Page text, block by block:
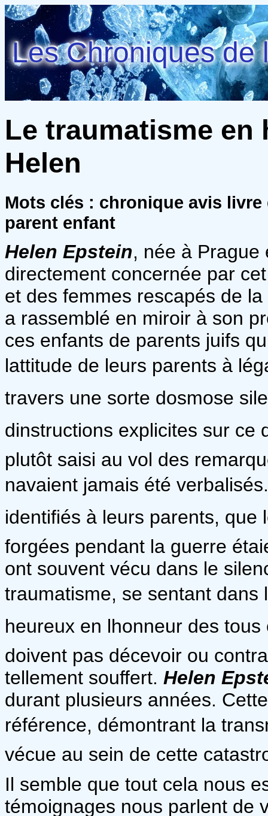
Les Chroniques de
Le traumatisme en
Helen
Mots clés : chronique avis
parent enfant
Helen Epstein, née à Prague
directement concernée par
et des femmes rescapés de
a rassemblé en miroir à son
ces enfants de parents juifs
lattitude de leurs parents à
travers une sorte dosmose
dinstructions explicites sur ce
plutôt saisi au vol des
navaient jamais été
identifiés à leurs parents, que
forgées pendant la guerre
ont souvent vécu dans le
traumatisme, se sentant dans
heureux en lhonneur des
doivent pas décevoir ou
tellement souffert. Helen
durant plusieurs années.
référence, démontrant la
vécue au sein de cette
Il semble que tout cela nous
témoignages nous parlent de